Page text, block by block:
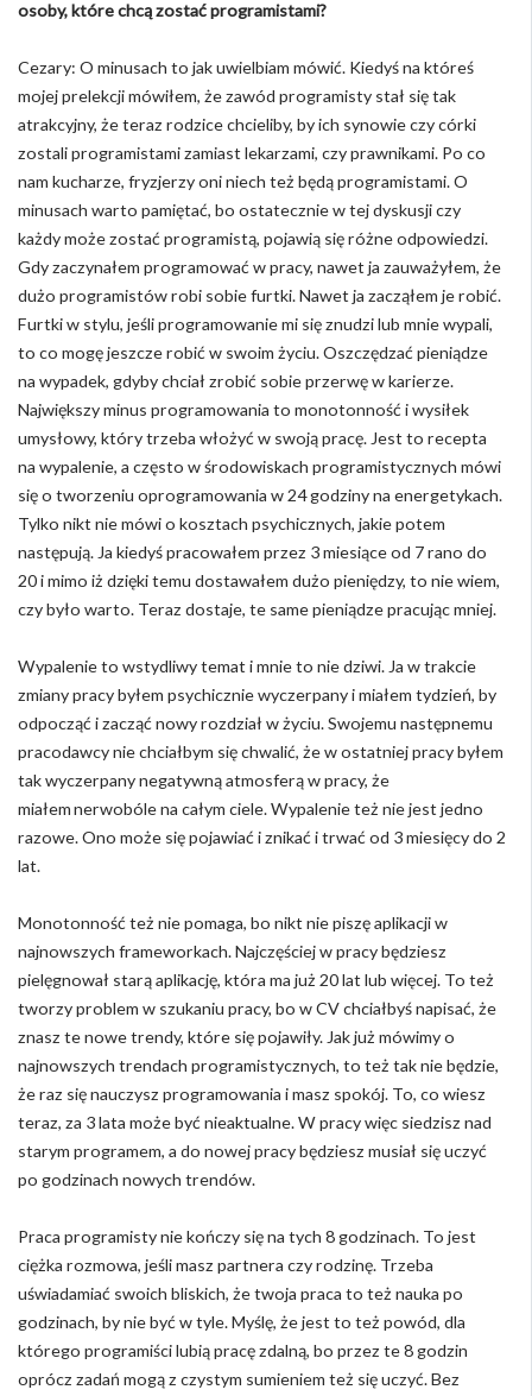
osoby, które chcą zostać programistami?
Cezary: O minusach to jak uwielbiam mówić. Kiedyś na któreś
mojej prelekcji mówiłem, że zawód programisty stał się tak
atrakcyjny, że teraz rodzice chcieliby, by ich synowie czy córki
zostali programistami zamiast lekarzami, czy prawnikami. Po co
nam kucharze, fryzjerzy oni niech też będą programistami. O
minusach warto pamiętać, bo ostatecznie w tej dyskusji czy
każdy może zostać programistą, pojawią się różne odpowiedzi.
Gdy zaczynałem programować w pracy, nawet ja zauważyłem, że
dużo programistów robi sobie furtki. Nawet ja zacząłem je robić.
Furtki w stylu, jeśli programowanie mi się znudzi lub mnie wypali,
to co mogę jeszcze robić w swoim życiu. Oszczędzać pieniądze
na wypadek, gdyby chciał zrobić sobie przerwę w karierze.
Największy minus programowania to monotonność i wysiłek
umysłowy, który trzeba włożyć w swoją pracę. Jest to recepta
na wypalenie, a często w środowiskach programistycznych mówi
się o tworzeniu oprogramowania w 24 godziny na energetykach.
Tylko nikt nie mówi o kosztach psychicznych, jakie potem
następują. Ja kiedyś pracowałem przez 3 miesiące od 7 rano do
20 i mimo iż dzięki temu dostawałem dużo pieniędzy, to nie wiem,
czy było warto. Teraz dostaje, te same pieniądze pracując mniej.
Wypalenie to wstydliwy temat i mnie to nie dziwi. Ja w trakcie
zmiany pracy byłem psychicznie wyczerpany i miałem tydzień, by
odpocząć i zacząć nowy rozdział w życiu. Swojemu następnemu
pracodawcy nie chciałbym się chwalić, że w ostatniej pracy byłem
tak wyczerpany negatywną atmosferą w pracy, że
miałem nerwobóle na całym ciele. Wypalenie też nie jest jedno
razowe. Ono może się pojawiać i znikać i trwać od 3 miesięcy do 2
lat.
Monotonność też nie pomaga, bo nikt nie piszę aplikacji w
najnowszych frameworkach. Najczęściej w pracy będziesz
pielęgnował starą aplikację, która ma już 20 lat lub więcej. To też
tworzy problem w szukaniu pracy, bo w CV chciałbyś napisać, że
znasz te nowe trendy, które się pojawiły. Jak już mówimy o
najnowszych trendach programistycznych, to też tak nie będzie,
że raz się nauczysz programowania i masz spokój. To, co wiesz
teraz, za 3 lata może być nieaktualne. W pracy więc siedzisz nad
starym programem, a do nowej pracy będziesz musiał się uczyć
po godzinach nowych trendów.
Praca programisty nie kończy się na tych 8 godzinach. To jest
ciężka rozmowa, jeśli masz partnera czy rodzinę. Trzeba
uświadamiać swoich bliskich, że twoja praca to też nauka po
godzinach, by nie być w tyle. Myślę, że jest to też powód, dla
którego programiści lubią pracę zdalną, bo przez te 8 godzin
oprócz zadań mogą z czystym sumieniem też się uczyć. Bez